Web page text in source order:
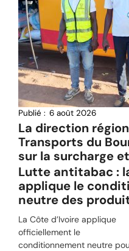
Publié : 6 août 2026
La direction
Transports du
sur la surcharge
Lutte antitabac :
applique le
neutre des
La Côte d’Ivoire applique
officiellement le
conditionnement neutre